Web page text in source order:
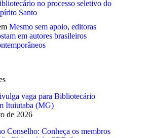
no processo seletivo do
Santo
Mesmo sem apoio, editoras
em autores brasileiros
vaga para Bibliotecário
Ituiutaba (MG)
de 2026
Conselho: Conheça os membros